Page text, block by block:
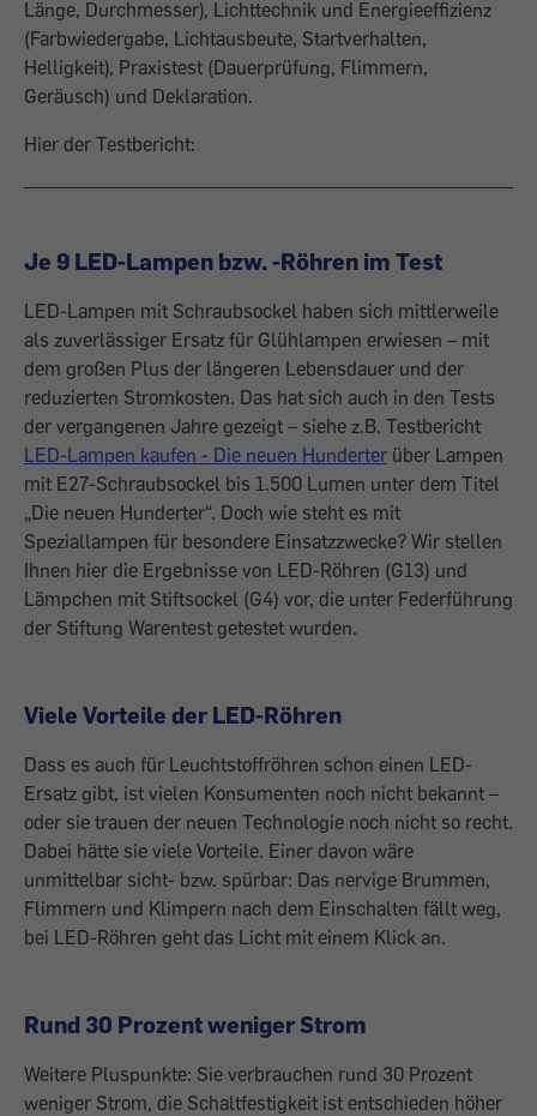
Länge, Durchmesser), Lichttechnik und Energieeffizienz
(Farbwiedergabe, Lichtausbeute, Startverhalten,
Helligkeit), Praxistest (Dauerprüfung, Flimmern,
Geräusch) und Deklaration.
Hier der Testbericht:
Je 9 LED-Lampen bzw. -Röhren im Test
LED-Lampen mit Schraubsockel haben sich mittlerweile
als zuverlässiger Ersatz für Glühlampen erwiesen – mit
dem großen Plus der längeren Lebensdauer und der
reduzierten Stromkosten. Das hat sich auch in den Tests
der vergangenen Jahre gezeigt – siehe z.B. Testbericht
LED-Lampen kaufen - Die neuen Hunderter über Lampen
mit E27-Schraubsockel bis 1.500 Lumen unter dem Titel
„Die neuen Hunderter“. Doch wie steht es mit
Speziallampen für besondere Einsatzzwecke? Wir stellen
Ihnen hier die Ergebnisse von LED-Röhren (G13) und
Lämpchen mit Stiftsockel (G4) vor, die unter Federführung
der Stiftung Warentest getestet wurden.
Viele Vorteile der LED-Röhren
Dass es auch für Leuchtstoffröhren schon einen LED-
Ersatz gibt, ist vielen Konsumenten noch nicht bekannt –
oder sie trauen der neuen Technologie noch nicht so recht.
Dabei hätte sie viele Vorteile. Einer davon wäre
unmittelbar sicht- bzw. spürbar: Das nervige Brummen,
Flimmern und Klimpern nach dem Einschalten fällt weg,
bei LED-Röhren geht das Licht mit einem Klick an.
Rund 30 Prozent weniger Strom
Weitere Pluspunkte: Sie verbrauchen rund 30 Prozent
weniger Strom, die Schaltfestigkeit ist entschieden höher